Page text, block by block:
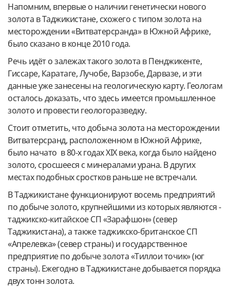
Напомним, впервые о наличии генетически нового
золота в Таджикистане, схожего с типом золота на
месторождении «Витватерсранда» в Южной Африке,
было сказано в конце 2010 года.
Речь идёт о залежах такого золота в Пенджикенте,
Гиссаре, Каратаге, Лучобе, Варзобе, Дарвазе, и эти
данные уже занесены на геологическую карту. Геологам
осталось доказать, что здесь имеется промышленное
золото и провести геологоразведку.
Стоит отметить, что добыча золота на месторождении
Витватерсранд, расположенном в Южной Африке,
было начато в 80-х годах XIX века, когда было найдено
золото, сросшееся с минералами урана. В других
местах подобных сростков раньше не встречали.
В Таджикистане функционируют восемь предприятий
по добыче золото, крупнейшими из которых являются -
таджикско-китайское СП «Зарафшон» (север
Таджикистана), а также таджикско-британское СП
«Апрелевка» (север страны) и государственное
предприятие по добыче золота «Тиллои точик» (юг
страны). Ежегодно в Таджикистане добывается порядка
двух тонн золота.